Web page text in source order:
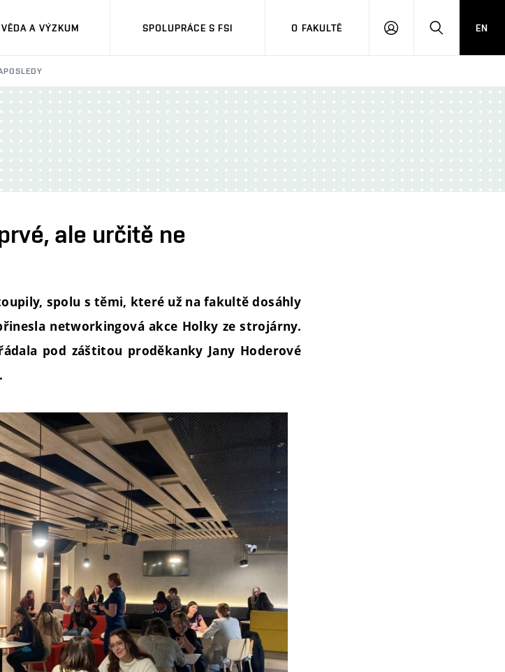
VĚDA A VÝZKUM SPOLUPRÁCE S FSI O FAKULTĚ
PŘIHLÁŠENÍHLEDAT
EN
ale určitě ne
spolu s těmi, které už na fakultě dosáhly
networkingová akce Holky ze strojárny.
pod záštitou proděkanky Jany Hoderové